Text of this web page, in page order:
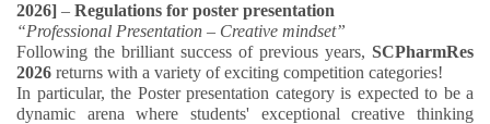
2026] – Regulations for poster presentation
“Professional Presentation – Creative mindset”
Following the brilliant success of previous years, SCPharmRes
2026 returns with a variety of exciting competition categories!
In particular, the Poster presentation category is expected to be a
dynamic arena where students' exceptional creative thinking